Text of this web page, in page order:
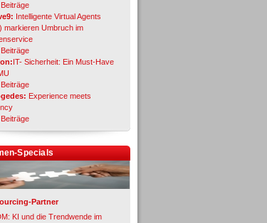
Intelligente Virtual Agents
markieren Umbruch im
IT- Sicherheit: Ein Must-Have
Experience meets
Specials
Partner
KI und die Trendwende im